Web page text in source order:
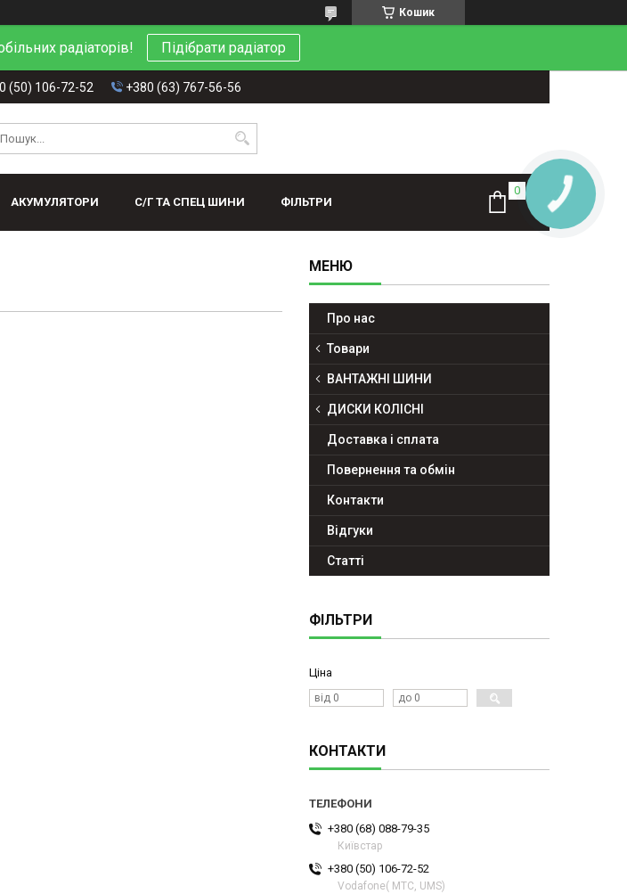
Кошик
радіаторів! Підібрати радіатор
(50) 106-72-52 +380 (63) 767-56-56
АКУМУЛЯТОРИ С/Г ТА СПЕЦ ШИНИ ФІЛЬТРИ
Про нас
Товари
ВАНТАЖНІ ШИНИ
ДИСКИ КОЛІСНІ
Доставка і сплата
Повернення та обмін
Контакти
Відгуки
Статті
ФІЛЬТРИ
Ціна
КОНТАКТИ
+380 (68) 088-79-35
Київстар
+380 (50) 106-72-52
Vodafone( МТС, UMS)
КНОПКА
ЗВ'ЯЗКУ